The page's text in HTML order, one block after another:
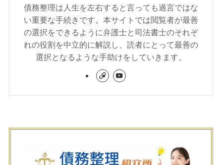
債務整理は人生を左右すると言っても過言ではな
い重要な手続きです。本サイトでは閲覧者が最善
の選択をできるように弁護士と司法書士のそれぞ
れの役割を中立的に解説し、読者にとって最善の
選択となるような手助けをしていきます。